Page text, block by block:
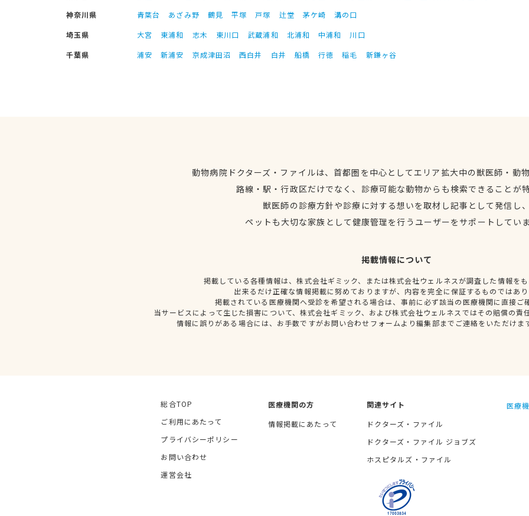
神奈川県
青葉台 あざみ野 鶴見 平塚 戸塚 辻堂 茅ケ崎
溝の口
埼玉県
大宮 東浦和 志木 東川口 武蔵浦和 北浦和 中浦和
川口
千葉県
浦安 新浦安 京成津田沼 西白井 白井 船橋 行徳 稲毛 新鎌ヶ谷
動物病院ドクターズ・ファイルは、首都圏を中心としてエリア拡大中の獣医師・動
路線・駅・行政区だけでなく、診療可能な動物からも検索できることが
獣医師の診療方針や診療に対する想いを取材し記事として発信し
ペットも大切な家族として健康管理を行うユーザーをサポートしてい
掲載情報について
掲載している各種情報は、株式会社ギミック、または株式会社ウェルネスが調査した情報を
出来るだけ正確な情報掲載に努めておりますが、内容を完全に保証するものではあ
掲載されている医療機関へ受診を希望される場合は、事前に必ず該当の医療機関に直接ご
当サービスによって生じた損害について、株式会社ギミック、および株式会社ウェルネスではその賠償の責
情報に誤りがある場合には、お手数ですがお問い合わせフォームより編集部までご連絡をいただけま
総合TOP
ご利用にあたって
プライバシーポリシー
お問い合わせ
運営会社
医療機関の方
情報掲載にあたって
関連サイト
ドクターズ・ファイル
ドクターズ・ファイル ジョブズ
ホスピタルズ・ファイル
医療